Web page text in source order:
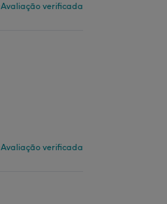
Avaliação verificada
Avaliação verificada